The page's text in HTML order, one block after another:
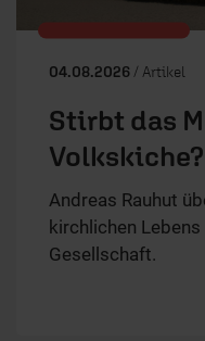
04.08.2026 / Artikel
Stirbt das
Volkskiche?
Andreas Rauhut
kirchlichen
Gesellschaft.